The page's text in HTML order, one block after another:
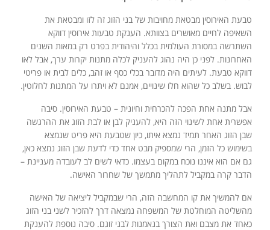
טבעת האירוסין מבטאת מחויבות של בני הזוג זה לזו ומבטאת את
השאיפה לחיים מאושרים בצוותא. הענקת טבעות אירוסין דווקא
השתרשה במסורת העולמית בכלל והיהודית בפרט רק במאות השנים
האחרונות. לפני כן היה נהוג להעניק לכלה מתנות יקרות ערך, אבל לאו
דווקא טבעת. לעיתים היה מדובר בכלי כסף או זהב, כלים לבית או פריטי
לבוש. בשלב כל שהוא חלו שינויים, אמנם לא ויתרו על המתנות לחלוטין.
אבל מתנה אחת הפכה להכרחית וחיונית – טבעת האירוסין. סיבה
אפשרית אחת לשינוי הזה היא, להעניק לבן או לבת הזוג את ההרגשה
שבן הזוג האחר תמיד נמצא איתו, כיון שטבעת היא פריט שנמצא
בשימוש כל הזמן, הרי שמספיק מבט אחד כדי לדעת שבן הזוג נמצא כאן,
גם אם הוא איננו נוכח במקום בעצמו. כדאי לשים לב לעובדה מעניינת –
הדבר קרה במקביל לתהליך מתמשך של שחרור האישה.
אם להמשיך את קו המחשבה הזה, הרי שבמקביל ליציאה של האישה
מהשליטה המוחלטת של המשפחה נמצאה דרך להזכיר לשני בני הזוג
כאחד את מצבם ואת הצורך בנאמנות לבני זוגם. סיבה נוספת להענקת